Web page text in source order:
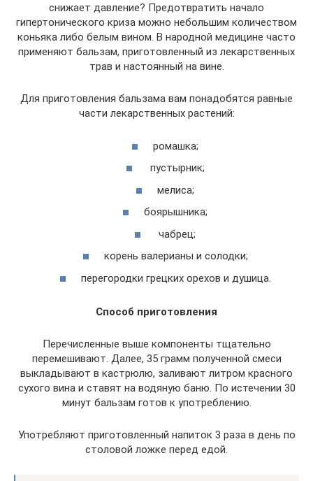
снижает давление? Предотвратить начало
гипертонического криза можно небольшим количеством
коньяка либо белым вином. В народной медицине часто
применяют бальзам, приготовленный из лекарственных
трав и настоянный на вине.
Для приготовления бальзама вам понадобятся равные
части лекарственных растений:
ромашка;
пустырник;
мелиса;
боярышника;
чабрец;
корень валерианы и солодки;
перегородки грецких орехов и душица.
Способ приготовления
Перечисленные выше компоненты тщательно
перемешивают. Далее, 35 грамм полученной смеси
выкладывают в кастрюлю, заливают литром красного
сухого вина и ставят на водяную баню. По истечении 30
минут бальзам готов к употреблению.
Употребляют приготовленный напиток 3 раза в день по
столовой ложке перед едой.